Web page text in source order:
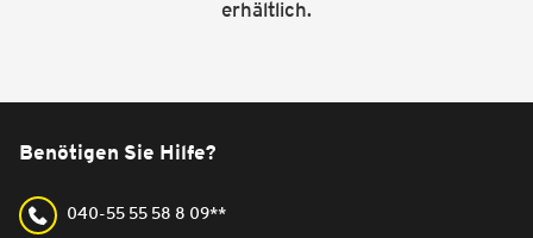
erhältlich.
Benötigen Sie Hilfe?
040-55 55 58 8 09**